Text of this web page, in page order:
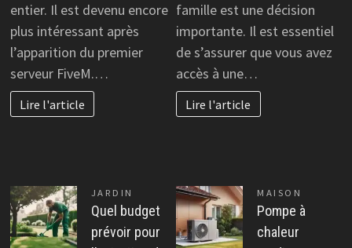
entier. Il est devenu encore
plus intéressant après
l’apparition du premier
serveur FiveM.…
Lire l'article
famille est une décision
importante. Il est essentiel
de s’assurer que vous avez
accès à une…
Lire l'article
JARDIN
Quel budget
prévoir pour
MAISON
Pompe à
chaleur